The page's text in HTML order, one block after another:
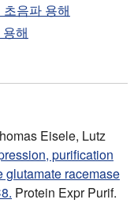
음파 용해
해
Eisele, Lutz
purification
glutamate racemase
Protein Expr Purif.